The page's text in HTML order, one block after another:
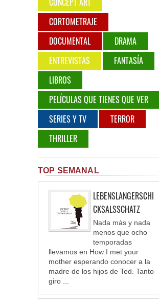
CORTOMETRAJE
DOCUMENTAL
DRAMA
ENTREVISTAS
FANTASÍA
LIBROS
PELÍCULAS QUE TIENES QUE VER
SERIES Y TV
TERROR
THRILLER
TOP SEMANAL
LEBENSLANGERSCHI
CKSALSSCHATZ
Nada más y nada
menos que ocho
temporadas
llevamos en How I met your
mother esperando conocer a la
madre de los hijos de Ted. Tanto
giro ...